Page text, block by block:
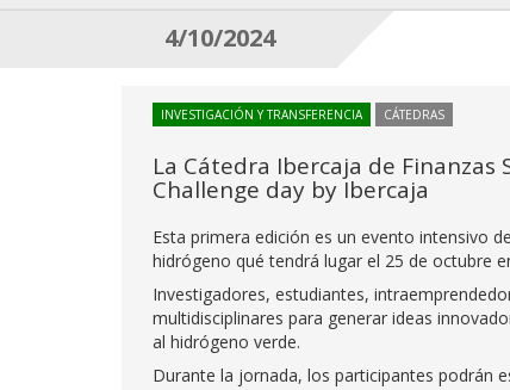
4/10/2024
INVESTIGACIÓN Y TRANSFERENCIA CÁTEDRAS
La Cátedra Ibercaja de
Challenge day by Ibercaja
Esta primera edición es un evento intensivo
hidrógeno qué tendrá lugar el 25 de octubre
Investigadores, estudiantes,
multidisciplinares para generar ideas
al hidrógeno verde.
Durante la jornada, los participantes podrán